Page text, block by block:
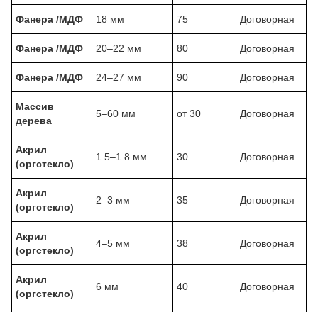
Фанера /МДФ 18 мм 75 Договорная
Фанера /МДФ 20–22 мм 80 Договорная
Фанера /МДФ 24–27 мм 90 Договорная
Массив
дерева
5–60 мм от 30 Договорная
Акрил
(оргстекло)
1.5–1.8 мм 30 Договорная
Акрил
(оргстекло)
2–3 мм 35 Договорная
Акрил
(оргстекло)
4–5 мм 38 Договорная
Акрил
(оргстекло)
6 мм 40 Договорная